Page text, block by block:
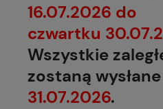
16.07.2026 do
czwartku
Wszystkie
zostaną wysłane
31.07.2026.